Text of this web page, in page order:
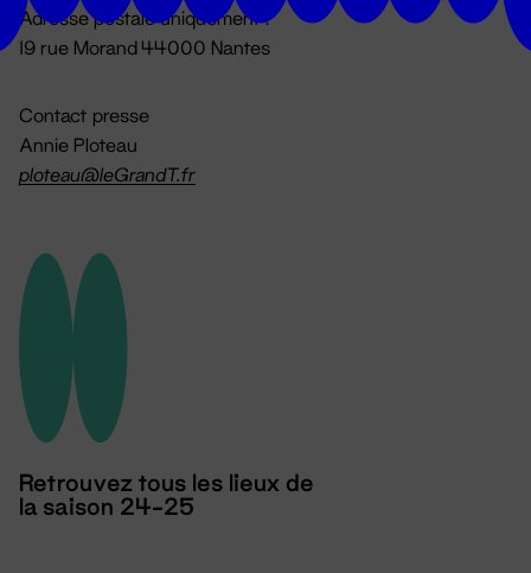
Adresse postale uniquement :
19 rue Morand 44000 Nantes
Contact presse
Annie Ploteau
ploteau@leGrandT.fr
Retrouvez tous les lieux de
la saison 24-25